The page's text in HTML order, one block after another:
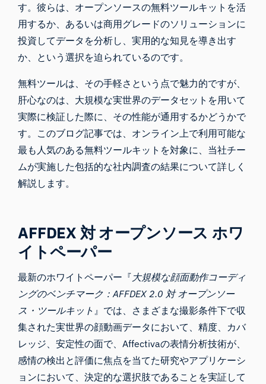
す。彼らは、オープンソースの無料ツールキットを活
用するか、あるいは商用グレードのソリューションに
投資してデータを分析し、実用的な知見を導き出す
か、という選択を迫られているのです。
無料ツールは、その手軽さという点で魅力的ですが、
肝心なのは、大規模な実世界のデータセットを用いて
実際に検証した際に、その性能が通用するかどうかで
す。このブログ記事では、オンライン上で利用可能な
最も人気のある無料ツールキットを対象に、当社チー
ムが実施した包括的な社内調査の結果について詳しく
解説します。
AFFDEX 対 オープンソース ホワ
イトペーパー
最新のホワイトペーパー『 大規模な顔面動作コーディ
ングのベンチマーク：AFFDEX 2.0 対 オープンソー
ス・ツールキット 』では、さまざまな撮影条件下で収
集された実世界の顔動画データにおいて、精度、カバ
レッジ、安定性の面で、Affectivaの表情分析技術が、
感情の検出と評価に焦点を当てた研究やアプリケーシ
ョンにおいて、決定的な選択肢であることを実証して